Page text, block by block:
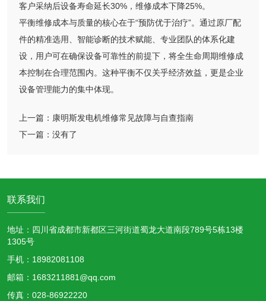
客户采纳后设备寿命延长30%，维修成本下降25%。
平衡维修成本与质量的核心在于“预防优于治疗”。通过原厂配
件的精准选用、智能诊断的技术赋能、专业团队的体系化建
设，用户可在确保设备可靠性的前提下，将全生命周期维修成
本控制在合理范围内。这种平衡不仅关乎经济效益，更是企业
设备管理能力的集中体现。
上一篇： 康明斯发电机维修常见故障与自查指南
下一篇： 没有了
联系我们
地址：四川省成都市新都区三河街道蜀龙大道南段789号5栋13楼
1305号
手机：18982081108
邮箱：1683211881@qq.com
传真：028-86922220